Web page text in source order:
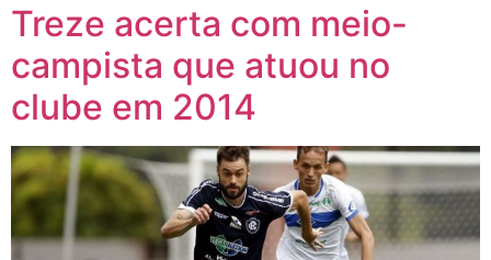
Treze acerta com meio-
campista que atuou no
clube em 2014